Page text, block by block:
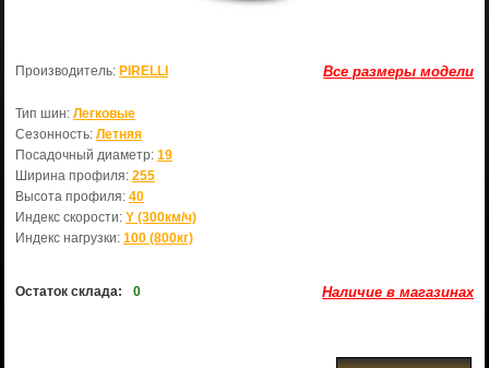
Все размеры модели
Производитель: PIRELLI
Тип шин: Легковые
Сезонность: Летняя
Посадочный диаметр: 19
Ширина профиля: 255
Высота профиля: 40
Индекс скорости: Y (300км/ч)
Индекс нагрузки: 100 (800кг)
Остаток склада: 0 Наличие в магазинах